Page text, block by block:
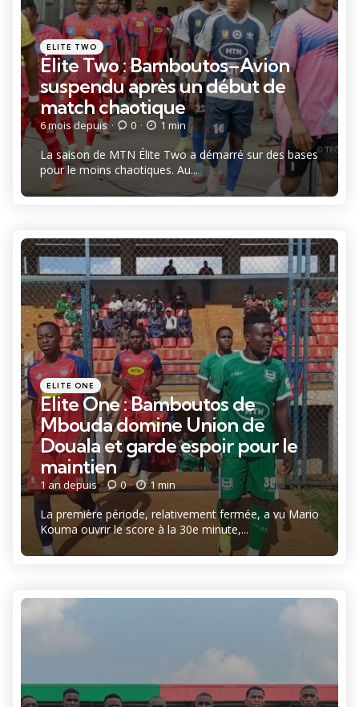
Catégories
Posté
dans
ELITE TWO
Élite Two : Bamboutos–Avion
suspendu après un début de
match chaotique
6 mois depuis 0 1 min
La saison de MTN Élite Two a démarré sur des bases
pour le moins chaotiques. Au...
Catégories
Posté
dans
ELITE ONE
Elite One : Bamboutos de
Mbouda domine Union de
Douala et garde espoir pour le
maintien
1 an depuis 0 1 min
La première période, relativement fermée, a vu Mario
Kouma ouvrir le score à la 30e minute,...